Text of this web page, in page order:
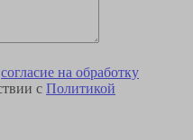
согласие на обработку
с Политикой